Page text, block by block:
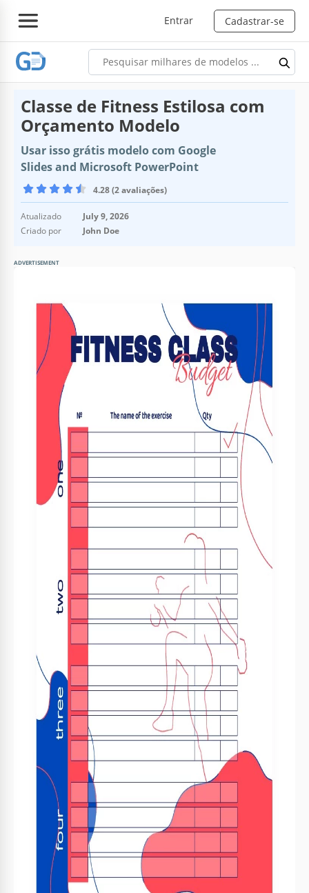
Entrar Cadastrar-se
Classe de Fitness Estilosa com
Orçamento Modelo
Usar isso grátis modelo com Google
Slides and Microsoft PowerPoint
4.28 (2 avaliações)
Atualizado
July 9, 2026
Criado por
John Doe
ADVERTISEMENT